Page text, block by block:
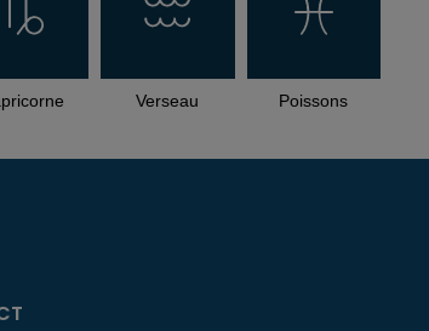
Verseau Poissons